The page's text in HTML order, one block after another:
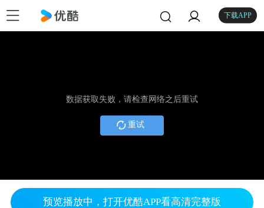
下载APP
数据获取失败，请检查网络之后重试
重试
预览播放中，打开优酷APP看高清完整版